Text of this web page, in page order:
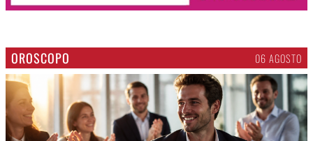
OROSCOPO 06 AGOSTO